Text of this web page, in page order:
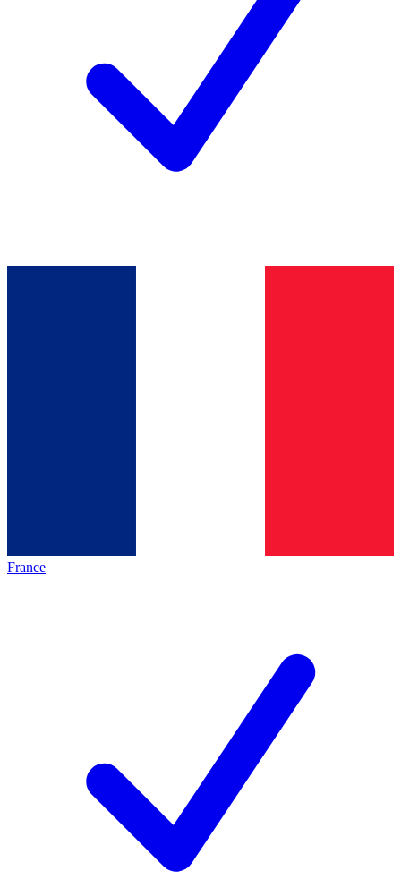
France